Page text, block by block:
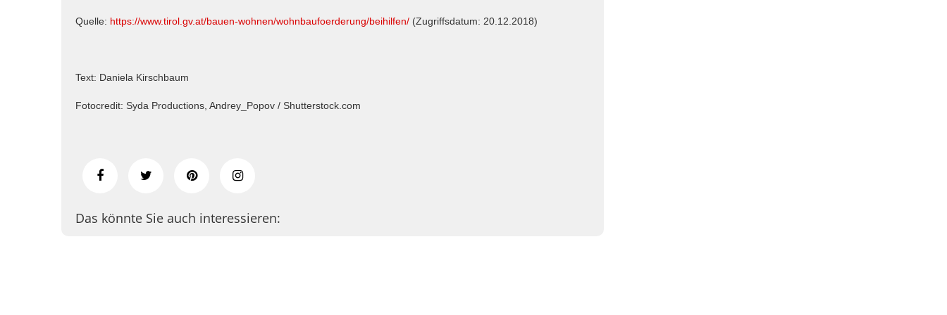
Quelle: https://www.tirol.gv.at/bauen-wohnen/wohnbaufoerderung/beihilfen/ (Zugriffsdatum: 20.12.2018)
Text: Daniela Kirschbaum
Fotocredit: Syda Productions, Andrey_Popov / Shutterstock.com
Das könnte Sie auch interessieren: